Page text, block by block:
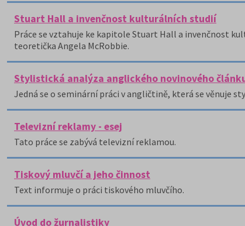
Stuart Hall a invenčnost kulturálních studií
Práce se vztahuje ke kapitole Stuart Hall a invenčnost
teoretička Angela McRobbie.
Stylistická analýza anglického novinového
Jedná se o seminární práci v angličtině, která se věnuje
Televizní reklamy - esej
Tato práce se zabývá televizní reklamou.
Tiskový mluvčí a jeho činnost
Text informuje o práci tiskového mluvčího.
Úvod do žurnalistiky